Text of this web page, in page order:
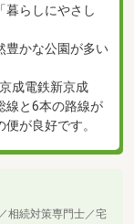
暮らしにやさし
豊かな公園が多い
成電鉄新京成
線と6本の路線が
が良好です。
相続対策専門士／宅